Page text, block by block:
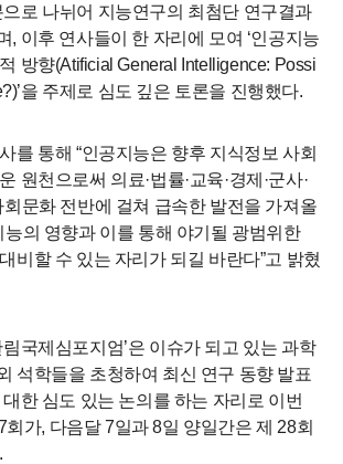
으로 나뉘어 지능연구의 최첨단 연구결과
, 이후 연사들이 한 자리에 모여 ‘인공지능
방향(Atificial General Intelligence: Possi
을 주제로 심도 깊은 토론을 진행했다.
를 통해“인공지능은 향후 지식정보 사회
원천으로써 의료·법률·교육·경제 ·군사·
회문화 전반에 걸쳐 급속한 발전을 가져올
능의 영향과 이를 통해 야기될 광범위한
비할 수 있는 자리가 되길 바란다”고 밝혔
림국제심포지엄’은 이슈가 되고 있는 과학
석학들을 초청하여 최신 연구 동향 발표
한 심도 있는 논의를 하는 자리로 이번
회가, 다음달7일과8일 양일간은 제 28회
.